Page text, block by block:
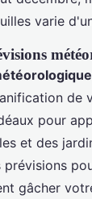
varie
de
pour
et des
prévisions
gâcher